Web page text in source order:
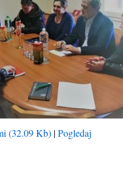
(32.09 Kb) |Pogledaj